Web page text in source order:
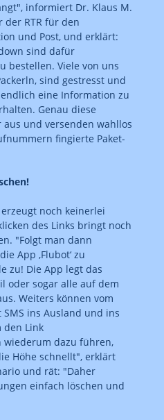
informiert Dr. Klaus M.
der RTR für den
und Post, und erklärt:
sind dafür
bestellen. Viele von uns
sind gestresst und
eine Information zu
Genau diese
aus und versenden wahllos
fingierte Paket-
noch keinerlei
des Links bringt noch
"Folgt man dann
App ‚Flubot‘ zu
zu! Die App legt das
oder sogar alle auf dem
Weiters können vom
ins Ausland und ins
den Link
wiederum dazu führen,
Höhe schnellt", erklärt
und rät: "Daher
einfach löschen und